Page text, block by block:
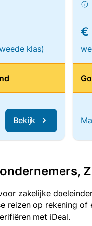
klas)
Bekijk
€
zakelijke
reizen op rekening of
met iDeal.